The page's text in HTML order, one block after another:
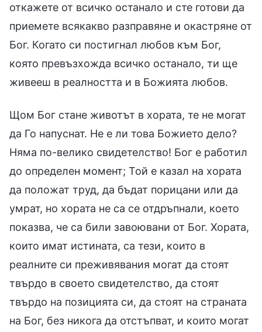
откажете от всичко останало и сте готови да
приемете всякакво разправяне и окастряне от
Бог. Когато си постигнал любов към Бог,
която превъзхожда всичко останало, ти ще
живееш в реалността и в Божията любов.
Щом Бог стане животът в хората, те не могат
да Го напуснат. Не е ли това Божието дело?
Няма по-велико свидетелство! Бог е работил
до определен момент; Той е казал на хората
да положат труд, да бъдат порицани или да
умрат, но хората не са се отдръпнали, което
показва, че са били завоювани от Бог. Хората,
които имат истината, са тези, които в
реалните си преживявания могат да стоят
твърдо в своето свидетелство, да стоят
твърдо на позицията си, да стоят на страната
на Бог, без никога да отстъпват, и които могат